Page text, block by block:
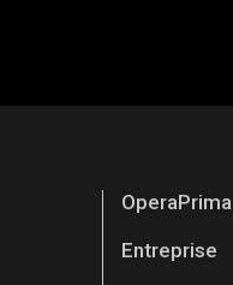
OperaPrima
Entreprise